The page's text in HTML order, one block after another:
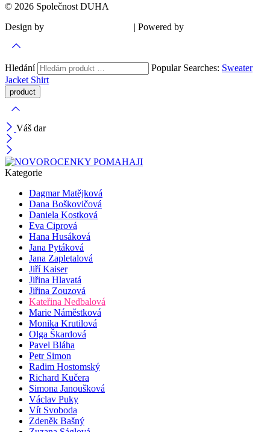
© 2026 Společnost DUHA
Design by
| Powered by
Hledání Popular Searches: Sweater
Jacket Shirt
Váš dar
Kategorie
Dagmar Matějková
Dana Boškovičová
Daniela Kostková
Eva Ciprová
Hana Husáková
Jana Pytáková
Jana Zapletalová
Jiří Kaiser
Jiřina Hlavatá
Jiřina Zouzová
Kateřina Nedbalová
Marie Náměstková
Monika Krutilová
Olga Škardová
Pavel Bláha
Petr Simon
Radim Hostomský
Richard Kučera
Simona Janoušková
Václav Puky
Vít Svoboda
Zdeněk Bašný